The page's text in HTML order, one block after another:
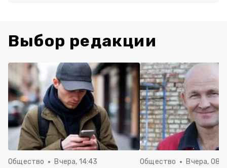
Выбор редакции
Общество Вчера, 14:43 Общество Вчера,